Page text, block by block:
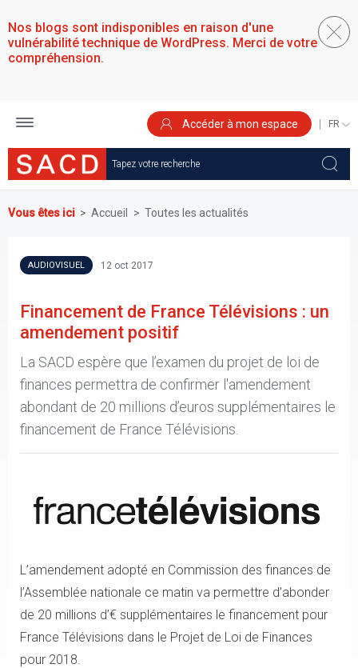
au
contenu
principal
Nos blogs sont indisponibles en raison d'une
vulnérabilité technique de WordPress. Merci de votre
compréhension.
Accéder à mon espace
YOUR
Vous êtes ici Accueil Toutes les actualités
AUDIOVISUEL 12 oct 2017
Financement de France Télévisions : un
amendement positif
La SACD espère que l’examen du projet de loi de
finances permettra de confirmer l'amendement
abondant de 20 millions d’euros supplémentaires le
financement de France Télévisions.
L’amendement adopté en Commission des finances de
l’Assemblée nationale ce matin va permettre d’abonder
de 20 millions d’€ supplémentaires le financement pour
France Télévisions dans le Projet de Loi de Finances
pour 2018.